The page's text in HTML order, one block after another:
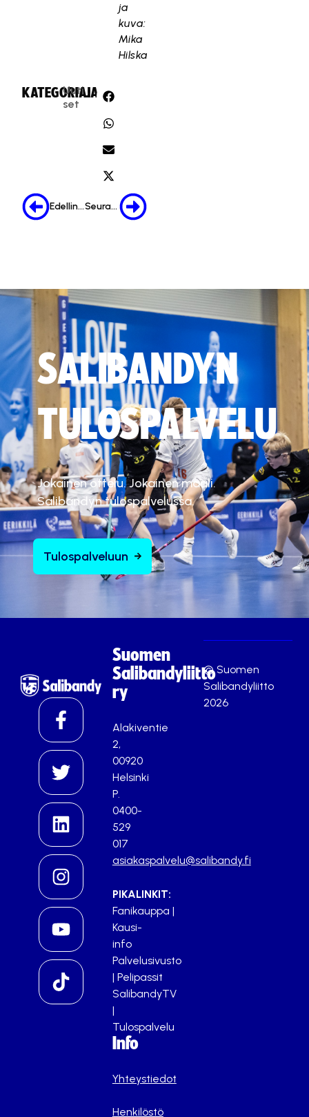
ja
kuva:
Mika
Hilska
KATEGORIA:
Uuti
set
JAA:
Edellinen Seuraava
SALIBANDYN
TULOSPALVELU
Jokainen ottelu. Jokainen maali.
Salibandyn tulospalvelussa.
Tulospalveluun
Suomen
Salibandyliitto
ry
Alakiventie
2,
00920
Helsinki
P.
0400-
529
017
asiakaspalvelu@salibandy.fi
PIKALINKIT:
Fanikauppa |
Kausi-
info
Palvelusivusto
| Pelipassit
SalibandyTV
|
Tulospalvelu
Info
Yhteystiedot
Henkilöstö
© Suomen
Salibandyliitto
2026